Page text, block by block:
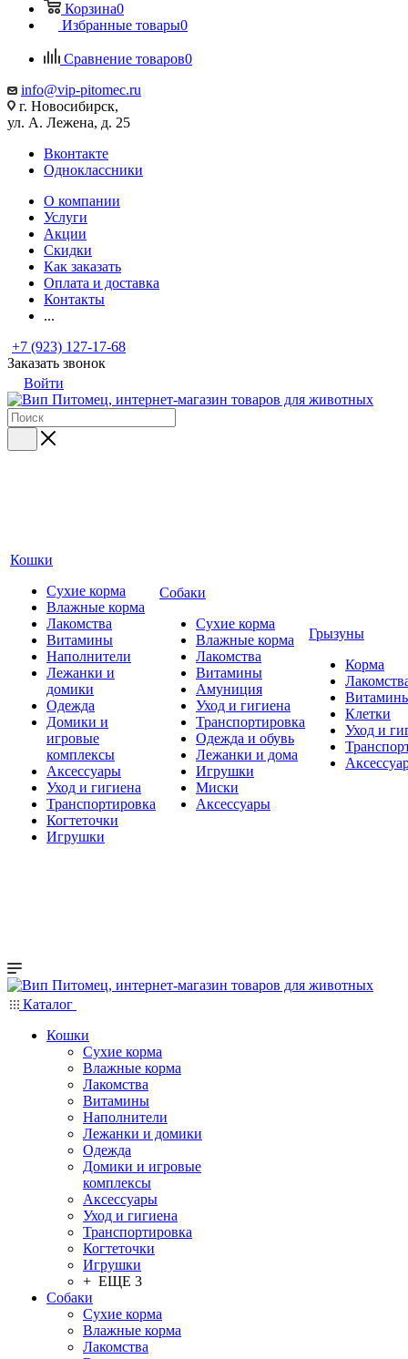
Корзина0
Избранные товары0
Сравнение товаров0
info@vip-pitomec.ru
г. Новосибирск,
ул. А. Лежена, д. 25
Вконтакте
Одноклассники
О компании
Услуги
Акции
Скидки
Как заказать
Оплата и доставка
Контакты
...
+7 (923) 127-17-68
Заказать звонок
Войти
Кошки
Сухие корма
Влажные корма
Лакомства
Витамины
Наполнители
Лежанки и
домики
Одежда
Домики и
игровые
комплексы
Аксессуары
Уход и гигиена
Транспортировка
Когтеточки
Игрушки
Собаки
Сухие корма
Влажные корма
Лакомства
Витамины
Амуниция
Уход и гигиена
Транспортировка
Одежда и обувь
Лежанки и дома
Игрушки
Миски
Аксессуары
Грызуны
Корма
Клетки
Уход и
Каталог
Кошки
Сухие корма
Влажные корма
Лакомства
Витамины
Наполнители
Лежанки и домики
Одежда
Домики и игровые
комплексы
Аксессуары
Уход и гигиена
Транспортировка
Когтеточки
Игрушки
+ ЕЩЕ 3
Собаки
Сухие корма
Влажные корма
Лакомства